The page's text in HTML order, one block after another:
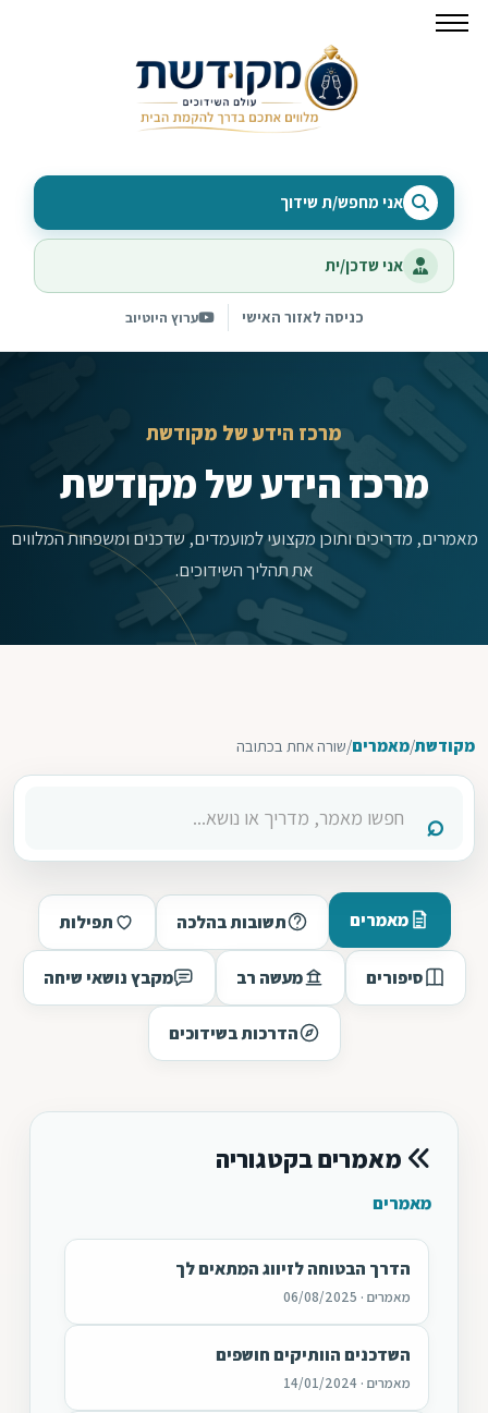
אני מחפש/ת שידוך
אני שדכן/ית
כניסה לאזור האישי ערוץ היוטיוב
מרכז הידע של מקודשת
מרכז הידע של מקודשת
מאמרים, מדריכים ותוכן מקצועי למועמדים, שדכנים ומשפחות המלווים
את תהליך השידוכים.
מקודשת/מאמרים/שורה אחת בכתובה
מאמרים תשובות בהלכה תפילות
סיפורים מעשה רב מקבץ נושאי שיחה
הדרכות בשידוכים
מאמרים בקטגוריה
מאמרים
הדרך הבטוחה לזיווג המתאים לך
מאמרים · 06/08/2025
השדכנים הוותיקים חושפים
מאמרים · 14/01/2024